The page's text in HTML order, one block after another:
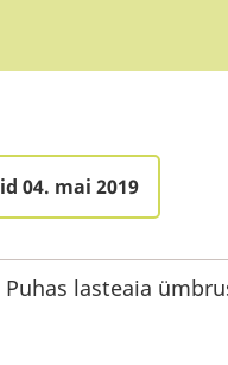
04. mai 2019
Puhas lasteaia